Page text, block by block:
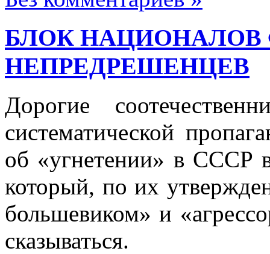
БЛОК НАЦИОНАЛОВ
НЕПРЕДРЕШЕНЦЕВ
Дорогие
систематической
об «угнетении» в СССР
который, по их
большевиком» и
сказываться.